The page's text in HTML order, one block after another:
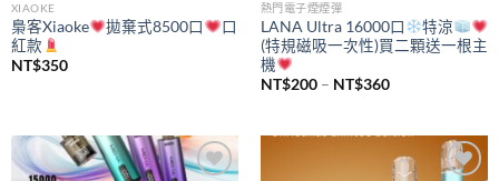
XIAOKE
梟客Xiaoke 拋棄式8500口
口
紅款
NT$350
熱門電子煙煙彈
LANA Ultra 16000口
特涼
(特規磁吸一次性)買二顆送一根主
機
NT$200 – NT$360價
NT$200
到
NT$360